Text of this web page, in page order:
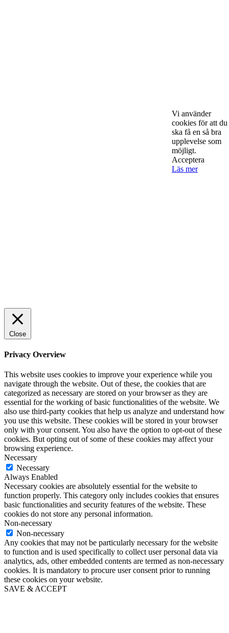
AI för småföretagare: mindre stress, mer
Vi använder
cookies för att du
ska få en så bra
upplevelse som
möjligt.
Acceptera
Läs mer
Close
Privacy Overview
This website uses cookies to improve your experience while you
navigate through the website. Out of these, the cookies that are
categorized as necessary are stored on your browser as they are
essential for the working of basic functionalities of the website. We
also use third-party cookies that help us analyze and understand how
you use this website. These cookies will be stored in your browser
only with your consent. You also have the option to opt-out of these
cookies. But opting out of some of these cookies may affect your
browsing experience.
Necessary
Necessary
Always Enabled
Necessary cookies are absolutely essential for the website to
function properly. This category only includes cookies that ensures
basic functionalities and security features of the website. These
cookies do not store any personal information.
Non-necessary
Non-necessary
Any cookies that may not be particularly necessary for the website
to function and is used specifically to collect user personal data via
analytics, ads, other embedded contents are termed as non-necessary
cookies. It is mandatory to procure user consent prior to running
these cookies on your website.
SAVE & ACCEPT